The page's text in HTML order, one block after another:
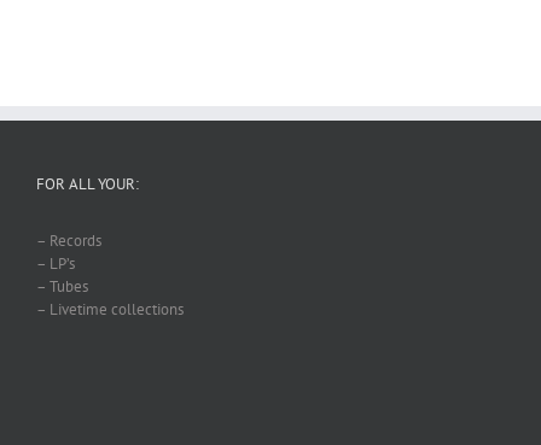
FOR ALL YOUR:
– Records
– LP’s
– Tubes
– Livetime collections